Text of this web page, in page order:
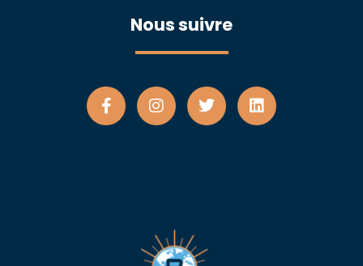
Nous suivre